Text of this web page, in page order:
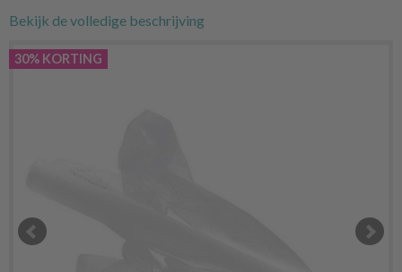
Bekijk de volledige beschrijving
30% KORTING